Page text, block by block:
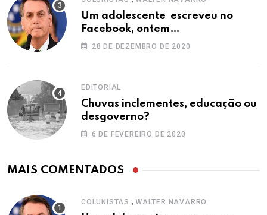
Um adolescente escreveu no
Facebook, ontem…
28 DE DEZEMBRO DE 2020
EDITORIAL
Chuvas inclementes, educação ou
desgoverno?
6 DE FEVEREIRO DE 2020
MAIS COMENTADOS
COLUNISTAS , WALTER NAVARRO